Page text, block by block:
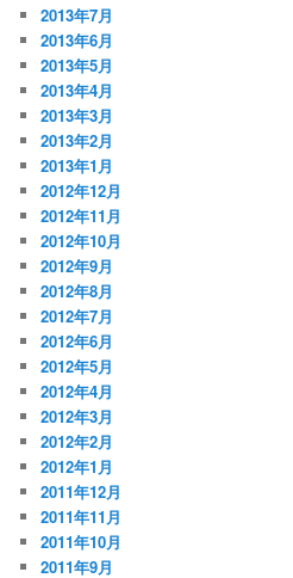
2013年7月
2013年6月
2013年5月
2013年4月
2013年3月
2013年2月
2013年1月
2012年12月
2012年11月
2012年10月
2012年9月
2012年8月
2012年7月
2012年6月
2012年5月
2012年4月
2012年3月
2012年2月
2012年1月
2011年12月
2011年11月
2011年10月
2011年9月